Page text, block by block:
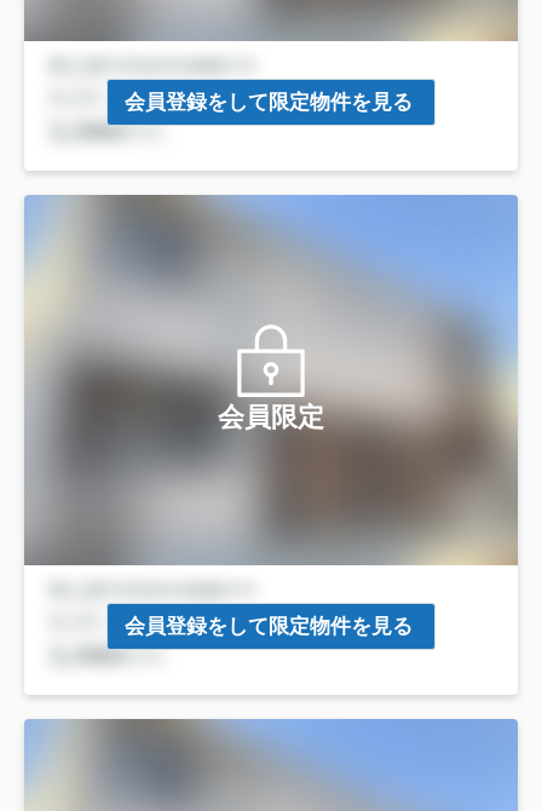
会員登録をして限定物件を見る
会員限定
会員登録をして限定物件を見る